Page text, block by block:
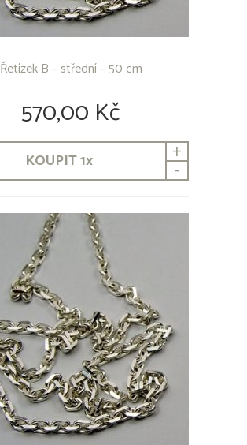
Řetízek B – střední – 50 cm
570,00 Kč
KOUPIT1x +
-